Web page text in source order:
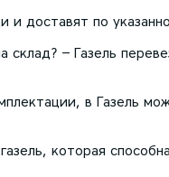
и доставят по
– Газель
в Газель
которая